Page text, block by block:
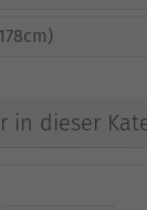
in dieser